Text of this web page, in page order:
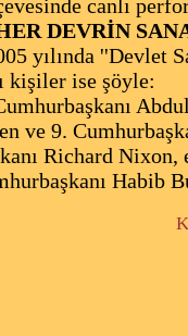
canlı
DEVRİN
yılında ''Devlet
kişiler ise şöyle:
ve 9.
Richard Nixon,
Habib